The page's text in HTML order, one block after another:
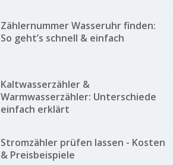
Zählernummer Wasseruhr finden:
So geht’s schnell & einfach
Kaltwasserzähler &
Warmwasserzähler: Unterschiede
einfach erklärt
Stromzähler prüfen lassen - Kosten
& Preisbeispiele